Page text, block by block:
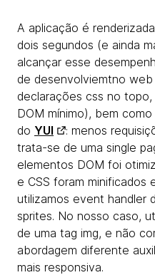
A aplicação é
dois segundos (e ainda
alcançar esse
de desenvolviemtno
declarações css no
DOM mínimo), bem
do YUI
: menos
trata-se de uma single
elementos DOM foi
e CSS foram minificados
utilizamos event handler
sprites. No nosso caso,
de uma tag img, e não
abordagem diferente
mais responsiva.